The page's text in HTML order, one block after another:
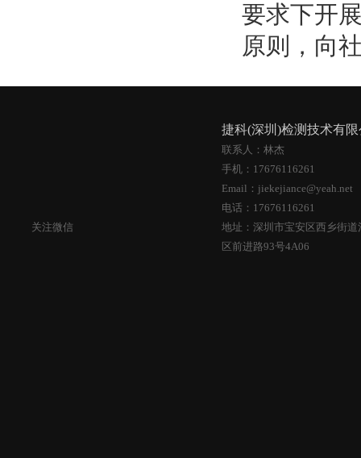
要求下开
原则，向
关注微信
捷科(深圳)检测技术有
联系人：林杰
手机：17676116261
Email：jiekejiance@yeah.net
电话：17676116261
地址：深圳市宝安区西乡街
区前进路93号4A06